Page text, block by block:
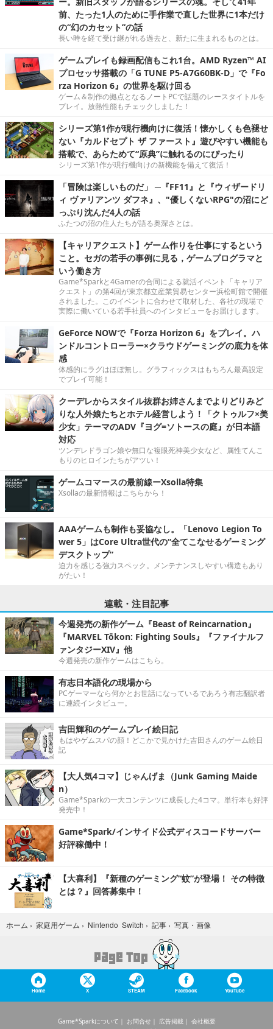
前、たった1人のために手作業で直した世界に1本だけ
の“幻のカセット”の話
長い時を経て受け継がれる過去と、新たに生まれるものとは。
ゲームプレイも録画配信もこれ1台。AMD Ryzen™ AI
プロセッサ搭載の「G TUNE P5-A7G60BK-D」で『Fo
rza Horizon 6』の世界を駆け回る
ゲーム＆制作の拠点となるノートPCで話題のレースタイトルを
プレイ。放熱性能もチェックしました！
シリーズ第1作が現行機向けに復活！懐かしくも色褪せ
ない『カルドセプト ザ ファースト』遊びやすい機能も
搭載で、あらためて“原典”に触れるのにぴったり
シリーズ第1作が現行機向けの新機能を備えて復活！
「冒険は楽しいものだ」 ─『FF11』と『ウィザードリ
ィ ヴァリアンツ ダフネ』、"優しくないRPG"の沼にど
っぷり沈んだ4人の話
ふたつの沼の住人たちが語る奥深さとは。
【キャリアクエスト】ゲーム作りを仕事にするという
こと。セガの若手の事例に見る，ゲームプログラマと
いう働き方
Game*Sparkと4Gamerの合同による就活イベント「キャリア
クエスト」の第4回が東京都立産業貿易センター浜松町館で開催
されました。このイベントに合わせて取材した、各社の現場で
実際に働いている若手社員へのインタビューをお届けします。
GeForce NOWで『Forza Horizon 6』をプレイ。ハ
ンドルコントローラー×クラウドゲーミングの底力を体
感
体感的にラグはほぼ無し。グラフィックスはもちろん最高設定
でプレイ可能！
クーデレからスタイル抜群お姉さんまでよりどりみど
りな人外娘たちとホテル経営しよう！「クトゥルフ×美
少女」テーマのADV『ヨグ=ソトースの庭』が日本語
対応
ツンデレドラゴン娘や無口な複眼死神美少女など、属性てんこ
もりのヒロインたちがアツい！
ゲームコマースの最前線ーXsolla特集
Xsollaの最新情報はこちらから！
AAAゲームも制作も妥協なし。「Lenovo Legion To
wer 5」はCore Ultra世代の“全てこなせるゲーミング
デスクトップ”
迫力を感じる強力スペック。メンテナンスしやすい構造もあり
がたい！
連載・注目記事
今週発売の新作ゲーム『Beast of Reincarnation』
『MARVEL Tōkon: Fighting Souls』『ファイナルフ
ァンタジーXIV』他
今週発売の新作ゲームはこちら。
有志日本語化の現場から
PCゲーマーなら何かとお世話になっているであろう有志翻訳者
に連続インタビュー。
吉田輝和のゲームプレイ絵日記
もはやゲムスパの顔！どこかで見かけた吉田さんのゲーム絵日
記
【大人気4コマ】じゃんげま（Junk Gaming Maide
n）
Game*Sparkの一大コンテンツに成長した4コマ。単行本も好評
発売中！
Game*Spark/インサイド公式ディスコードサーバー
好評稼働中！
【大喜利】『新種のゲーミング“蚊”が登場！ その特徴
とは？』回答募集中！
ホーム › 家庭用ゲーム › Nintendo Switch › 記事 › 写真・画像
Home X STEAM Facebook YouTube
Game*Sparkについて お問合せ 広告掲載
会社概要